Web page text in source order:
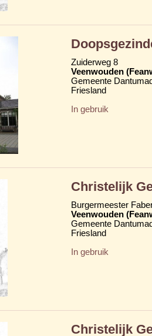
Zuiderweg 8
Veenwouden
Gemeente
Friesland
In gebruik
Christelijk
Burgermeester
Veenwouden
Gemeente
Friesland
In gebruik
Christelijk